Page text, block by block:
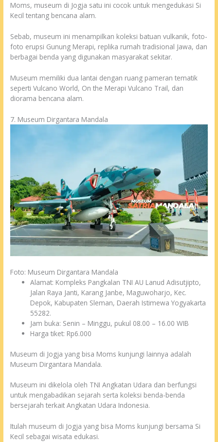
Moms, museum di Jogja satu ini cocok untuk mengedukasi Si
Kecil tentang bencana alam.
Sebab, museum ini menampilkan koleksi batuan vulkanik, foto-
foto erupsi Gunung Merapi, replika rumah tradisional Jawa, dan
berbagai benda yang digunakan masyarakat sekitar.
Museum memiliki dua lantai dengan ruang pameran tematik
seperti Vulcano World, On the Merapi Vulcano Trail, dan
diorama bencana alam.
7. Museum Dirgantara Mandala
Foto: Museum Dirgantara Mandala
Alamat: Kompleks Pangkalan TNI AU Lanud Adisutjipto,
Jalan Raya Janti, Karang Janbe, Maguwoharjo, Kec.
Depok, Kabupaten Sleman, Daerah Istimewa Yogyakarta
55282.
Jam buka: Senin – Minggu, pukul 08.00 – 16.00 WIB
Harga tiket: Rp6.000
Museum di Jogja yang bisa Moms kunjungi lainnya adalah
Museum Dirgantara Mandala.
Museum ini dikelola oleh TNI Angkatan Udara dan berfungsi
untuk mengabadikan sejarah serta koleksi benda-benda
bersejarah terkait Angkatan Udara Indonesia.
Itulah museum di Jogja yang bisa Moms kunjungi bersama Si
Kecil sebagai wisata edukasi.